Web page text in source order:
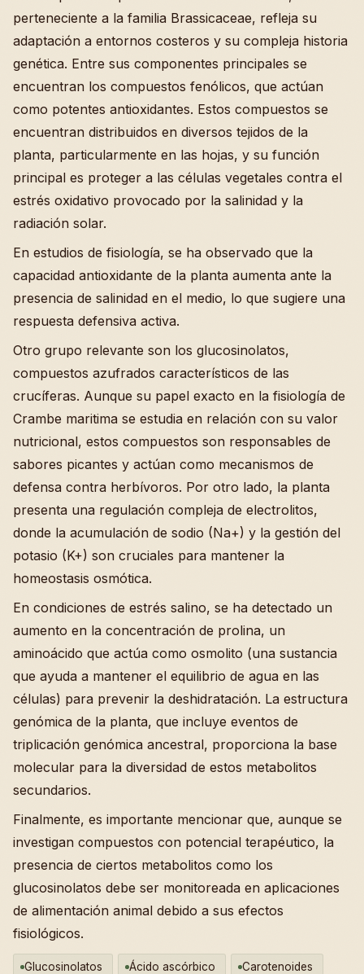
perteneciente a la familia Brassicaceae, refleja su
adaptación a entornos costeros y su compleja historia
genética. Entre sus componentes principales se
encuentran los compuestos fenólicos, que actúan
como potentes antioxidantes. Estos compuestos se
encuentran distribuidos en diversos tejidos de la
planta, particularmente en las hojas, y su función
principal es proteger a las células vegetales contra el
estrés oxidativo provocado por la salinidad y la
radiación solar.
En estudios de fisiología, se ha observado que la
capacidad antioxidante de la planta aumenta ante la
presencia de salinidad en el medio, lo que sugiere una
respuesta defensiva activa.
Otro grupo relevante son los glucosinolatos,
compuestos azufrados característicos de las
crucíferas. Aunque su papel exacto en la fisiología de
Crambe maritima se estudia en relación con su valor
nutricional, estos compuestos son responsables de
sabores picantes y actúan como mecanismos de
defensa contra herbívoros. Por otro lado, la planta
presenta una regulación compleja de electrolitos,
donde la acumulación de sodio (Na+) y la gestión del
potasio (K+) son cruciales para mantener la
homeostasis osmótica.
En condiciones de estrés salino, se ha detectado un
aumento en la concentración de prolina, un
aminoácido que actúa como osmolito (una sustancia
que ayuda a mantener el equilibrio de agua en las
células) para prevenir la deshidratación. La estructura
genómica de la planta, que incluye eventos de
triplicación genómica ancestral, proporciona la base
molecular para la diversidad de estos metabolitos
secundarios.
Finalmente, es importante mencionar que, aunque se
investigan compuestos con potencial terapéutico, la
presencia de ciertos metabolitos como los
glucosinolatos debe ser monitoreada en aplicaciones
de alimentación animal debido a sus efectos
fisiológicos.
Glucosinolatos Ácido ascórbico Carotenoides